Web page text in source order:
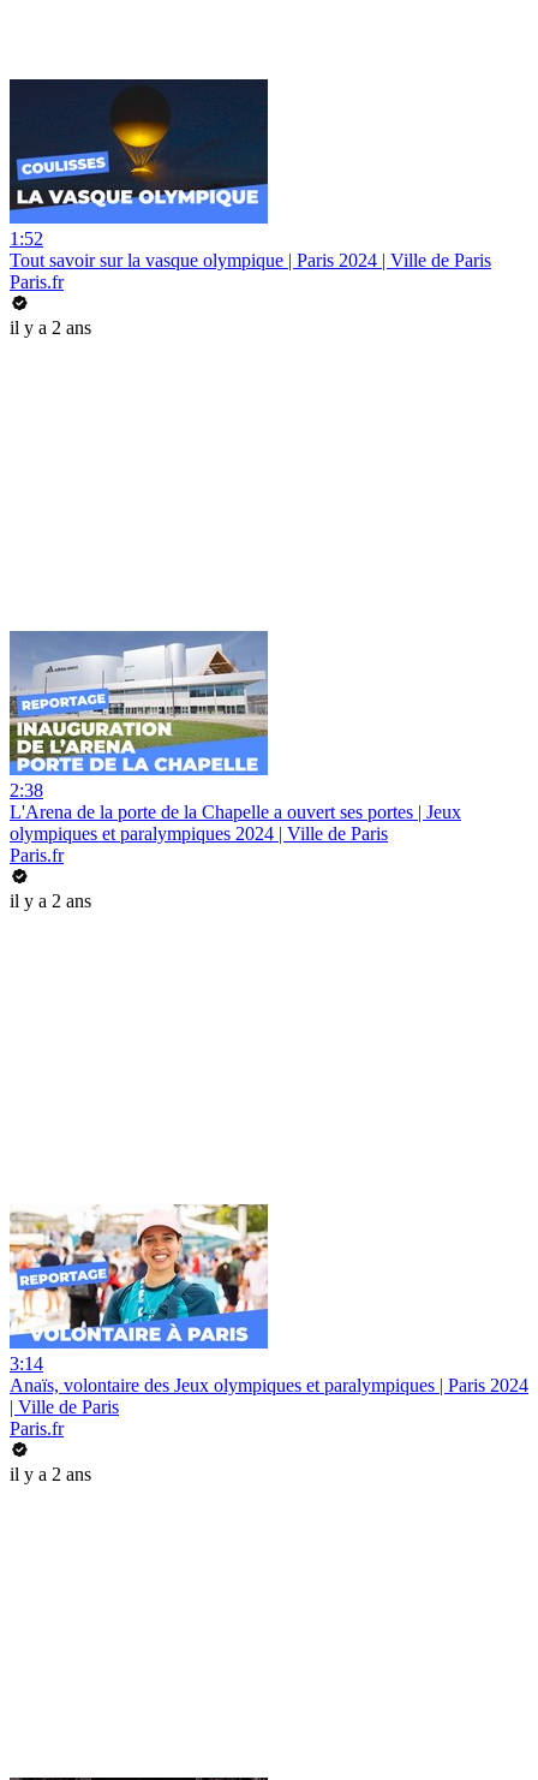
1:52
Tout savoir sur la vasque olympique | Paris 2024 | Ville de Paris
Paris.fr
il y a 2 ans
2:38
L'Arena de la porte de la Chapelle a ouvert ses portes | Jeux
olympiques et paralympiques 2024 | Ville de Paris
Paris.fr
il y a 2 ans
3:14
Anaïs, volontaire des Jeux olympiques et paralympiques | Paris 2024
| Ville de Paris
Paris.fr
il y a 2 ans